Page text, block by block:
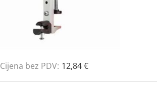
Cijena bez PDV: 12,84 €